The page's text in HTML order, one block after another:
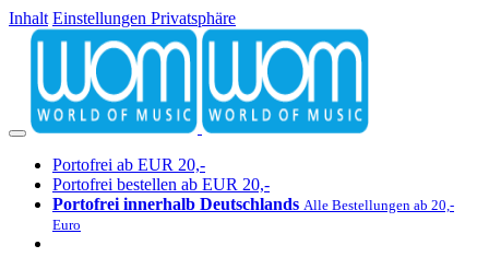
Inhalt Einstellungen Privatsphäre
Portofrei ab EUR 20,-
Portofrei bestellen ab EUR 20,-
Portofrei innerhalb Deutschlands Alle Bestellungen ab 20,-
Euro